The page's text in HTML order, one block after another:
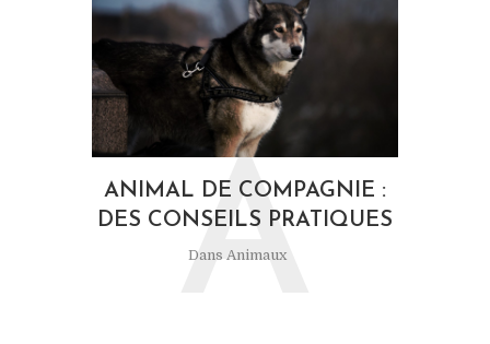
ANIMAL DE COMPAGNIE :
DES CONSEILS PRATIQUES
Dans Animaux
A